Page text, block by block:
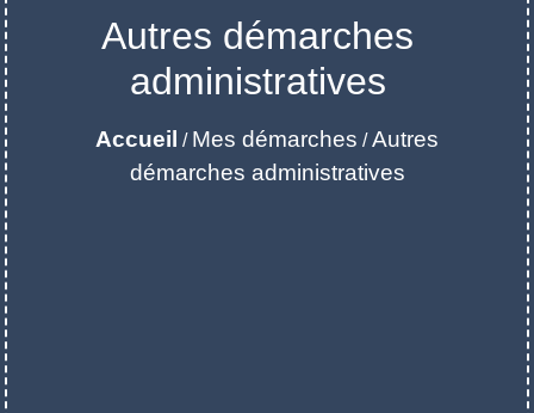
Autres démarches
administratives
Accueil / Mes démarches /Autres
démarches administratives